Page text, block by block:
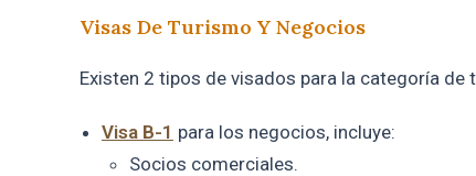
Visas De Turismo Y Negocios
Existen 2 tipos de visados para la categoría de
Visa B-1 para los negocios, incluye:
Socios comerciales.